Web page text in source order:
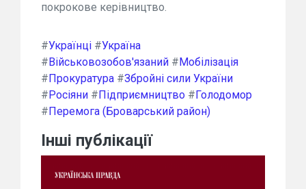
покрокове керівництво.
#Українці #Україна
# Військовозобов'язаний # Мобілізація
# Прокуратура #Збройні сили України
# Росіяни # Підприємництво # Голодомор
# Перемога (Броварський район)
Інші публікації